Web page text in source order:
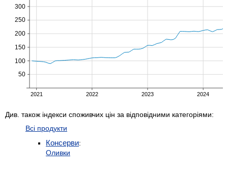
Див. також індекси споживчих цін за відповідними категоріями:
Всі продукти
Консерви:
Оливки